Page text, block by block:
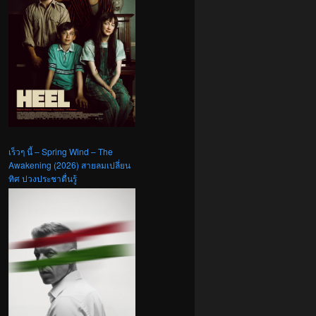
เร็วๆ นี้ – Spring Wind – The
Awakening (2026) สายลมเปลี่ยน
ทิศ ปวงประชาตื่นรู้